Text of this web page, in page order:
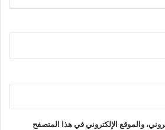
والموقع الإلكتروني في هذا المتصفح